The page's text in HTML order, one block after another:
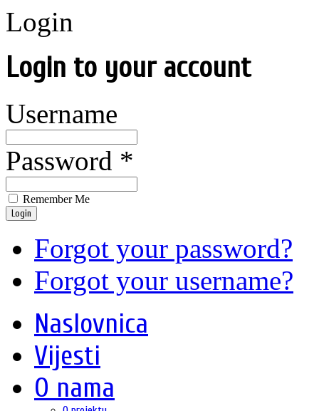
Login
Login to your account
Username
Password *
Remember Me
Login
Forgot your password?
Forgot your username?
Naslovnica
Vijesti
O nama